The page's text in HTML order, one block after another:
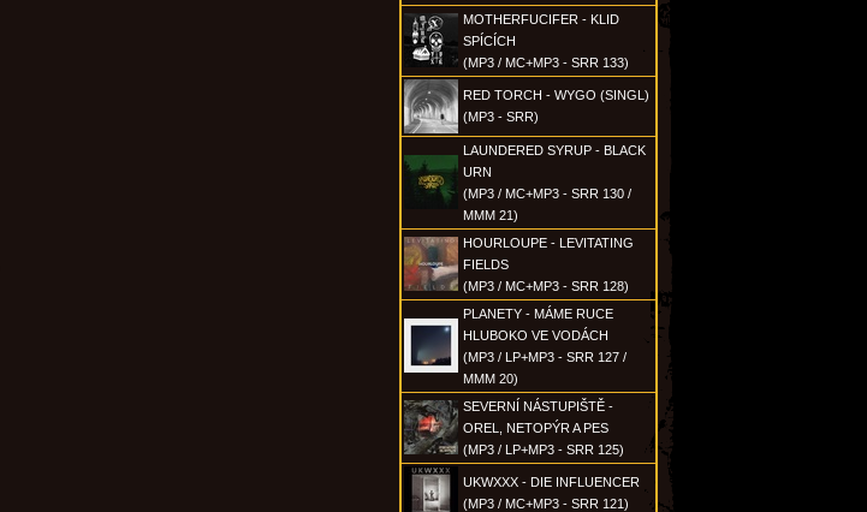
MOTHERFUCIFER - KLID
SPÍCÍCH
(MP3 / MC+MP3 - SRR 133)
RED TORCH - WYGO (SINGL)
(MP3 - SRR)
LAUNDERED SYRUP - BLACK
URN
(MP3 / MC+MP3 - SRR 130 /
MMM 21)
HOURLOUPE - LEVITATING
FIELDS
(MP3 / MC+MP3 - SRR 128)
PLANETY - MÁME RUCE
HLUBOKO VE VODÁCH
(MP3 / LP+MP3 - SRR 127 /
MMM 20)
SEVERNÍ NÁSTUPIŠTĚ -
OREL, NETOPÝR A PES
(MP3 / LP+MP3 - SRR 125)
UKWXXX - DIE INFLUENCER
(MP3 / MC+MP3 - SRR 121)